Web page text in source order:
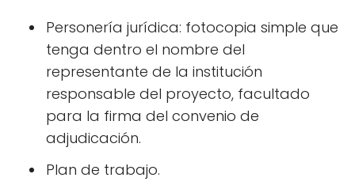
Personería jurídica: fotocopia simple que
tenga dentro el nombre del
representante de la institución
responsable del proyecto, facultado
para la firma del convenio de
adjudicación.
Plan de trabajo.